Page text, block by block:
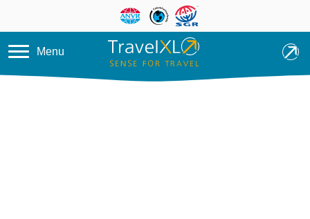
Overslaan en naar de inhoud
Menu